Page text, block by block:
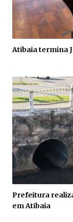
Atibaia termina
Prefeitura
em Atibaia